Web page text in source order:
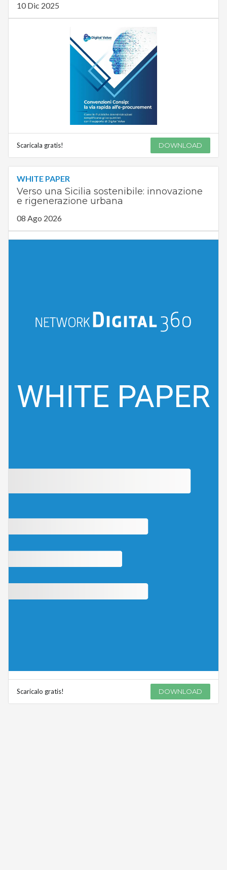
10 Dic 2025
Scaricala gratis! DOWNLOAD
WHITE PAPER
Verso una Sicilia sostenibile: innovazione
e rigenerazione urbana
08 Ago 2026
Scaricalo gratis! DOWNLOAD